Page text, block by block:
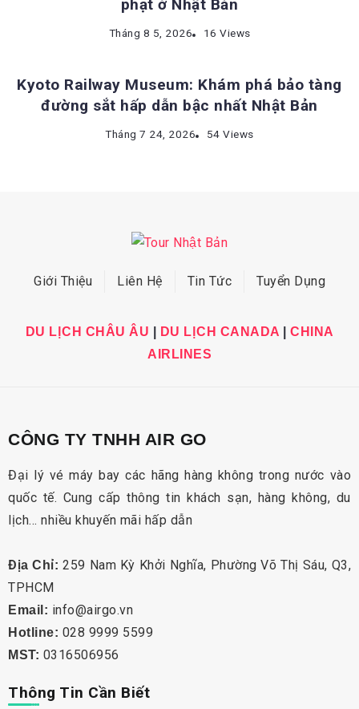
phạt ở Nhật Bản
Tháng 8 5, 2026 16 Views
ĐỊA ĐIỂM DU LỊCH NHẬT BẢN
Kyoto Railway Museum: Khám phá bảo tàng
đường sắt hấp dẫn bậc nhất Nhật Bản
Tháng 7 24, 2026 54 Views
Giới Thiệu Liên Hệ Tin Tức Tuyển Dụng
DU LỊCH CHÂU ÂU DU LỊCH CANADA
CHINA
AIRLINES
CÔNG TY TNHH AIR GO
Đại lý vé máy bay các hãng hàng không trong nước vào
quốc tế. Cung cấp thông tin khách sạn, hàng không, du
lịch… nhiều khuyến mãi hấp dẫn
Địa Chỉ: 259 Nam Kỳ Khởi Nghĩa, Phường Võ Thị Sáu, Q3,
TPHCM
Email: info@airgo.vn
Hotline: 028 9999 5599
MST: 0316506956
Thông Tin Cần Biết